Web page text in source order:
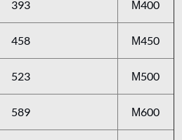
393 М400
458 М450
523 М500
589 М600